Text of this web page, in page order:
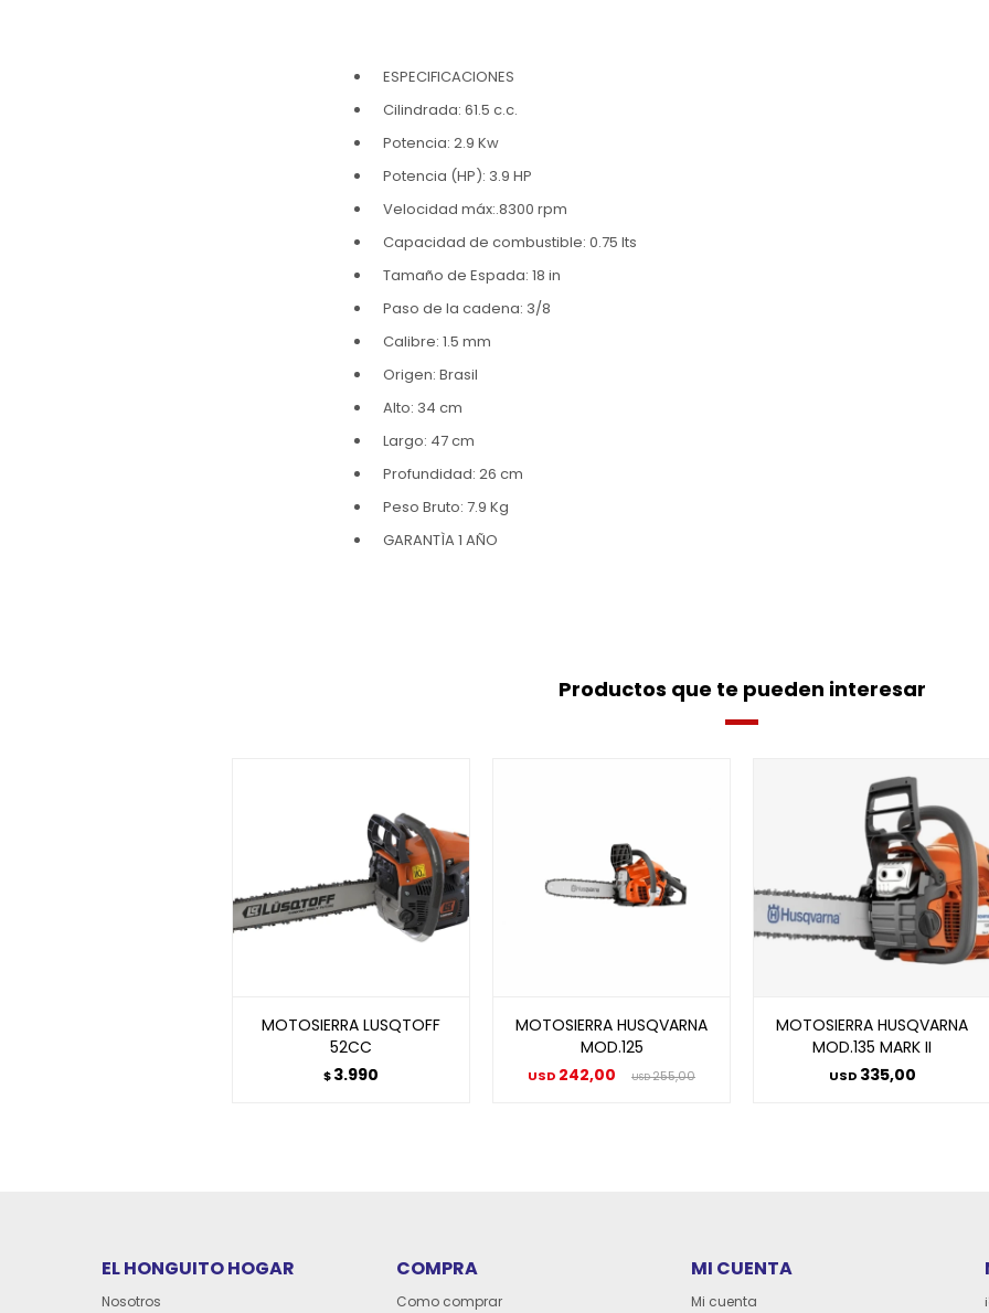
ESPECIFICACIONES
Cilindrada: 61.5 c.c.
Potencia: 2.9 Kw
Potencia (HP): 3.9 HP
Velocidad máx:.8300 rpm
Capacidad de combustible: 0.75 lts
Tamaño de Espada: 18 in
Paso de la cadena: 3/8
Calibre: 1.5 mm
Origen: Brasil
Alto: 34 cm
Largo: 47 cm
Profundidad: 26 cm
Peso Bruto: 7.9 Kg
GARANTÌA 1 AÑO
Productos que te pueden interesar
MOTOSIERRA LUSQTOFF
52CC
$3.990
MOTOSIERRA HUSQVARNA
MOD.125
USD 242,00 USD255,00
MOTOSIERRA HUSQVARNA
MOD.135 MARK II
USD 335,00
EL HONGUITO HOGAR
Nosotros
COMPRA
Como comprar
MI CUENTA
Mi cuenta